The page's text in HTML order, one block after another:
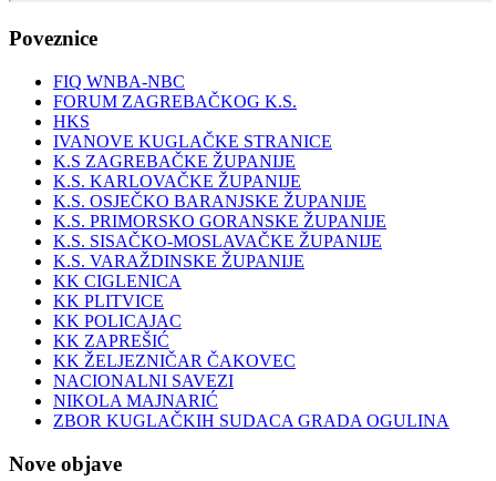
Poveznice
FIQ WNBA-NBC
FORUM ZAGREBAČKOG K.S.
HKS
IVANOVE KUGLAČKE STRANICE
K.S ZAGREBAČKE ŽUPANIJE
K.S. KARLOVAČKE ŽUPANIJE
K.S. OSJEČKO BARANJSKE ŽUPANIJE
K.S. PRIMORSKO GORANSKE ŽUPANIJE
K.S. SISAČKO-MOSLAVAČKE ŽUPANIJE
K.S. VARAŽDINSKE ŽUPANIJE
KK CIGLENICA
KK PLITVICE
KK POLICAJAC
KK ZAPREŠIĆ
KK ŽELJEZNIČAR ČAKOVEC
NACIONALNI SAVEZI
NIKOLA MAJNARIĆ
ZBOR KUGLAČKIH SUDACA GRADA OGULINA
Nove objave